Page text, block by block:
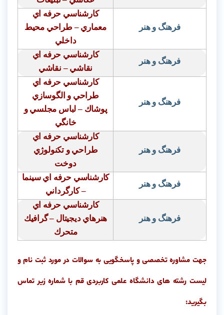
فرهنگ و هنر
كارشناسي حرفه اي
معماري – طراحي محيط
داخلي
فرهنگ و هنر
كارشناسي حرفه اي
نقاشي – نقاشي
فرهنگ و هنر
كارشناسي حرفه اي
طراحي و الگوسازي
پوشاك – لباس مجلسي و
خانگي
فرهنگ و هنر
كارشناسي حرفه اي
طراحي و تكنولوژي
دوخت
فرهنگ و هنر
كارشناسي حرفه اي سينما
– كارگرداني
فرهنگ و هنر
كارشناسي حرفه اي
هنرهاي ديجيتال – گرافيك
متحرك
جهت مشاوره تخصصی و پاسخگویی به سوالات در مورد ثبت نام و
لیست رشته های دانشگاه علمی کاربردی قم با شماره زیر تماس
بگیرید: